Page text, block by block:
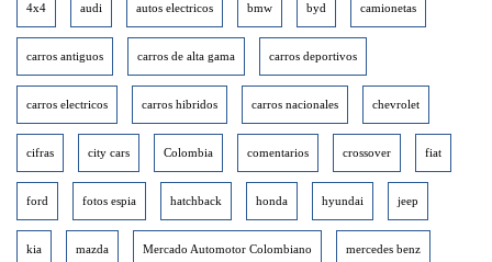
4x4 audi autos electricos bmw byd camionetas
carros antiguos carros de alta gama carros deportivos
carros electricos carros hibridos carros nacionales chevrolet
cifras city cars Colombia comentarios crossover fiat
ford fotos espia hatchback honda hyundai jeep
kia mazda Mercado Automotor Colombiano mercedes benz